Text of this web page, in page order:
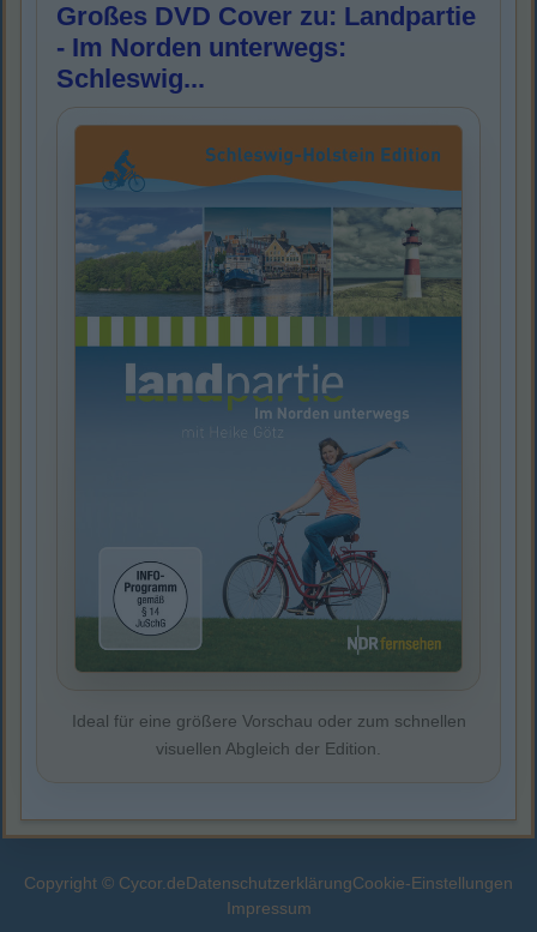
Großes DVD Cover zu: Landpartie
- Im Norden unterwegs:
Schleswig...
Ideal für eine größere Vorschau oder zum schnellen
visuellen Abgleich der Edition.
Copyright © Cycor.deDatenschutzerklärungCookie-Einstellungen
Impressum